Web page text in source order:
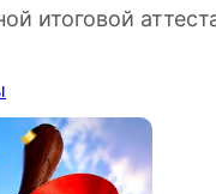
итоговой